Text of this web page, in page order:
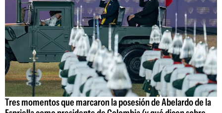
Tres momentos que marcaron la posesión de Abelardo de la